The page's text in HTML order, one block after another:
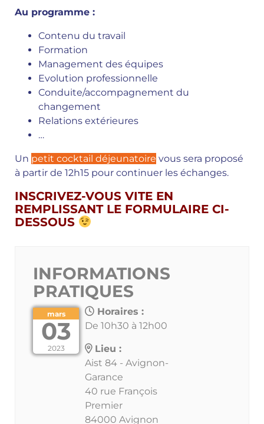
Au programme :
Contenu du travail
Formation
Management des équipes
Evolution professionnelle
Conduite/accompagnement du
changement
Relations extérieures
…
Un petit cocktail déjeunatoire vous sera proposé
à partir de 12h15 pour continuer les échanges.
INSCRIVEZ-VOUS VITE EN
REMPLISSANT LE FORMULAIRE CI-
DESSOUS
INFORMATIONS
PRATIQUES
mars
03
2023
Horaires :
De 10h30 à 12h00
Lieu :
Aist 84 - Avignon-
Garance
40 rue François
Premier
84000 Avignon